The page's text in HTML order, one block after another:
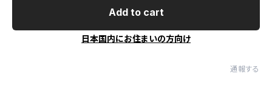
Add to cart
日本国内にお住まいの方向け
通報する